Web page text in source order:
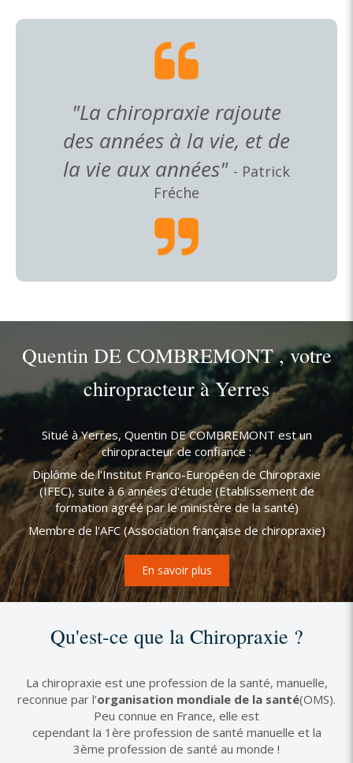
"La chiropraxie rajoute
des années à la vie, et de
la vie aux années" - Patrick
Fréche
Quentin DE COMBREMONT , votre
chiropracteur à Yerres
Situé à Yerres, Quentin DE COMBREMONT est un
chiropracteur de confiance :
Diplôme de l'Institut Franco-Européen de Chiropraxie
(IFEC), suite à 6 années d'étude (Etablissement de
formation agréé par le ministère de la santé)
Membre de l'AFC (Association française de chiropraxie)
En savoir plus
Qu'est-ce que la Chiropraxie ?
La chiropraxie est une profession de la santé, manuelle,
reconnue par l’organisation mondiale de la santé(OMS).
Peu connue en France, elle est
cependant la 1ère profession de santé manuelle et la
3ème profession de santé au monde !